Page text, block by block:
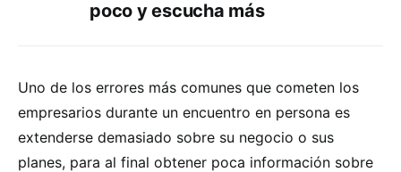
poco y escucha más
Uno de los errores más comunes que cometen los
empresarios durante un encuentro en persona es
extenderse demasiado sobre su negocio o sus
planes, para al final obtener poca información sobre